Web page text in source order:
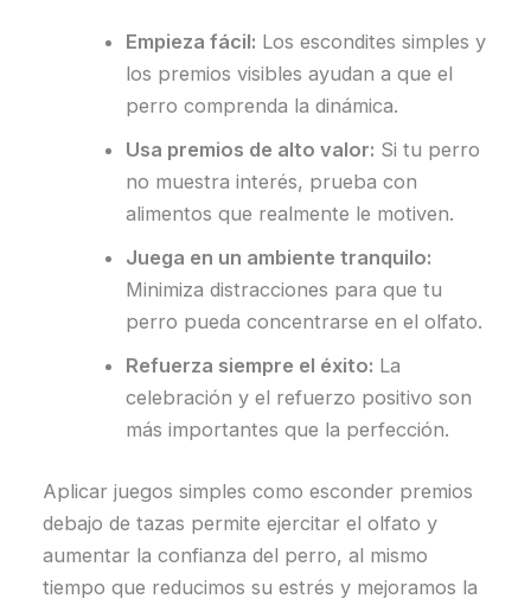
Empieza fácil: Los escondites simples y
los premios visibles ayudan a que el
perro comprenda la dinámica.
Usa premios de alto valor: Si tu perro
no muestra interés, prueba con
alimentos que realmente le motiven.
Juega en un ambiente tranquilo:
Minimiza distracciones para que tu
perro pueda concentrarse en el olfato.
Refuerza siempre el éxito: La
celebración y el refuerzo positivo son
más importantes que la perfección.
Aplicar juegos simples como esconder premios
debajo de tazas permite ejercitar el olfato y
aumentar la confianza del perro, al mismo
tiempo que reducimos su estrés y mejoramos la